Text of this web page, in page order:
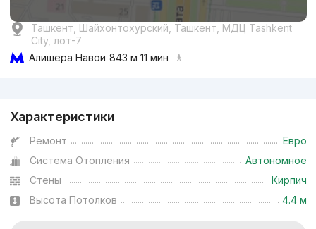
от14.2 млн сум
Сдан,Sherzod2
4-xonali kvartira, 100 m²
Ташкент, Шайхонтохурский, Ташкент, МДЦ Tashkent
City, лот-7
Алишера Навои 843 м 11 мин
Характеристики
Ремонт
Евро
Система Отопления
Автономное
Стены
Кирпич
Высота Потолков
4.4 м